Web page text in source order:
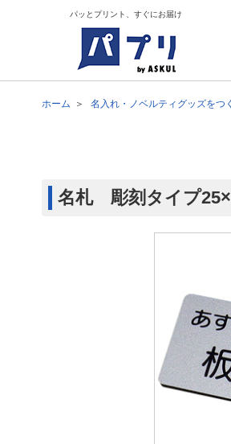
パッとプリント、すぐにお届け
ホーム 名入れ・ノベルティグッズをつ
名札 彫刻タイプ